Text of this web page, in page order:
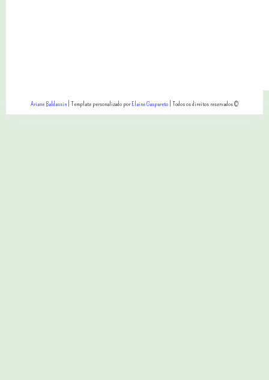
Ariane Baldassin| Template personalizado porElaine Gaspareto| Todos os direitos reservados ©